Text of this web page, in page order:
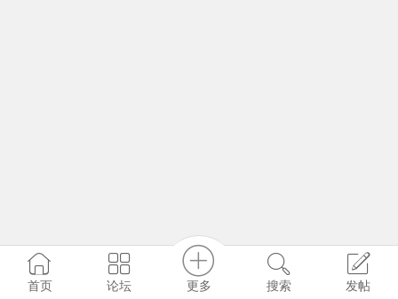
首页 论坛 更多 搜索 发帖